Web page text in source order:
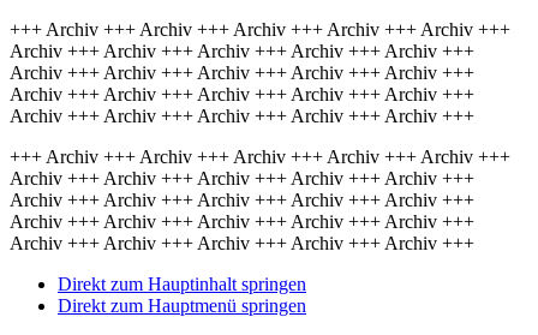
+++ Archiv +++ Archiv +++ Archiv +++ Archiv +++ Archiv +++
Archiv +++ Archiv +++ Archiv +++ Archiv +++ Archiv +++
Archiv +++ Archiv +++ Archiv +++ Archiv +++ Archiv +++
Archiv +++ Archiv +++ Archiv +++ Archiv +++ Archiv +++
Archiv +++ Archiv +++ Archiv +++ Archiv +++ Archiv +++
+++ Archiv +++ Archiv +++ Archiv +++ Archiv +++ Archiv +++
Archiv +++ Archiv +++ Archiv +++ Archiv +++ Archiv +++
Archiv +++ Archiv +++ Archiv +++ Archiv +++ Archiv +++
Archiv +++ Archiv +++ Archiv +++ Archiv +++ Archiv +++
Archiv +++ Archiv +++ Archiv +++ Archiv +++ Archiv +++
Direkt zum Hauptinhalt springen
Direkt zum Hauptmenü springen